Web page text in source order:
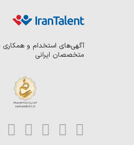
آگهی‌های استخدام و همکاری
متخصصان ایرانی